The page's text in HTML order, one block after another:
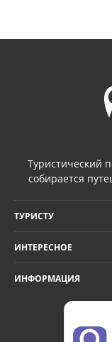
Туристический
собирается
ТУРИСТУ
ИНТЕРЕСНОЕ
ИНФОРМАЦИЯ